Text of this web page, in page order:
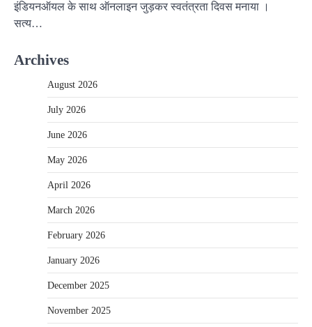
इंडियनऑयल के साथ ऑनलाइन जुड़कर स्वतंत्रता दिवस मनाया ।
सत्य…
Archives
August 2026
July 2026
June 2026
May 2026
April 2026
March 2026
February 2026
January 2026
December 2025
November 2025